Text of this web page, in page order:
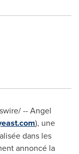
-- Angel
), une
dans les
annoncé la